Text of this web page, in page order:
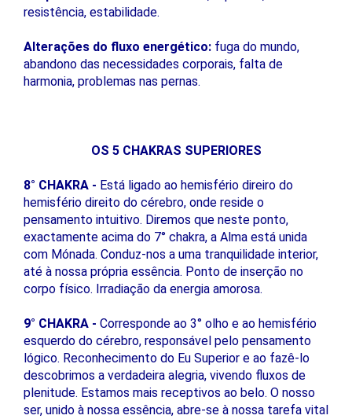
resistência, estabilidade.
Alterações do fluxo energético: fuga do mundo,
abandono das necessidades corporais, falta de
harmonia, problemas nas pernas.
OS 5 CHAKRAS SUPERIORES
8° CHAKRA - Está ligado ao hemisfério direiro do
hemisfério direito do cérebro, onde reside o
pensamento intuitivo. Diremos que neste ponto,
exactamente acima do 7° chakra, a Alma está unida
com Mónada. Conduz-nos a uma tranquilidade interior,
até à nossa própria essência. Ponto de inserção no
corpo físico. Irradiação da energia amorosa.
9° CHAKRA - Corresponde ao 3° olho e ao hemisfério
esquerdo do cérebro, responsável pelo pensamento
lógico. Reconhecimento do Eu Superior e ao fazê-lo
descobrimos a verdadeira alegria, vivendo fluxos de
plenitude. Estamos mais receptivos ao belo. O nosso
ser, unido à nossa essência, abre-se à nossa tarefa vital